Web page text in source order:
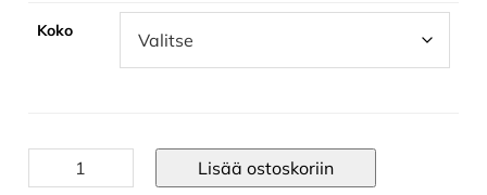
Koko
mekko
Lisää ostoskoriin